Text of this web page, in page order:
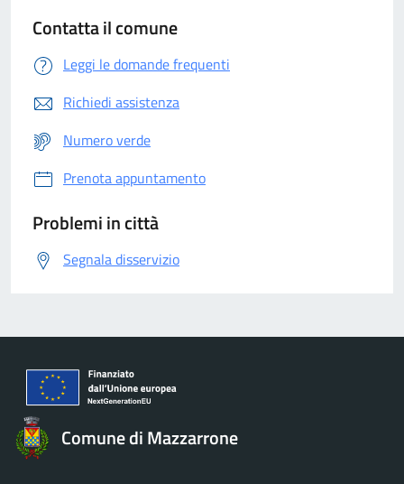
Contatta il comune
Leggi le domande frequenti
Richiedi assistenza
Numero verde
Prenota appuntamento
Problemi in città
Segnala disservizio
Comune di Mazzarrone